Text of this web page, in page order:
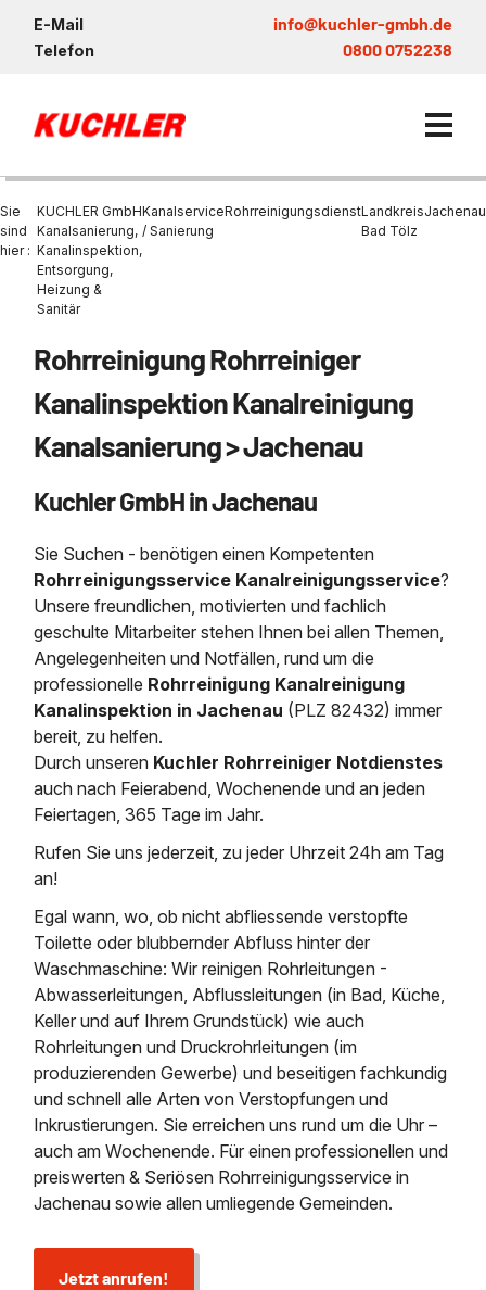
E-Mail info@kuchler-gmbh.de
Telefon 0800 0752238
Kanalservice / Sanierung
Großprofilsanierung
Schachtsanierung
GFK - Schachtliner
Kanalreinigung
Kanalinspektion
Grubenentleerung
24h Notdienst
Kosten Preise
Wasserhaltung
Entsorgung
Bohrschlamm
Entsorgung von
Chemisch physikalische
Behandlungsanlage
Entleerung und Reinigung
Grubenentleerung und
Sickerschacht Reinigung
Abfallzwischenlager
Austausch von
Geschosssandfang
Wartung und Vollservice
Prüfung &
Sanierung von
Fettabscheider
Saugbagger / Luftförderanlage
Be- und Entkiesen von
Entleerung von
Faultürmen per
Saugbagger für Tiefbau
Saugbagger und Pumpen
Fermenter-Entleerung
Regenrückhaltebecken
Entschlammung
Trockensaugen von
etc.
Weitere Services mit
Heizung / Sanitär
Wärmepumpen Zentrum
Brückenentwässerung
Tiefbau
Unternehmen
Nachhaltigkeit & Umwelt
Referenzen
News & Aktuelles
Zertifikate /
Stellenangebote
Kontakt
Sie
sind
hier :
KUCHLER GmbH
Kanalsanierung,
Kanalinspektion,
Entsorgung,
Heizung &
Sanitär
Kanalservice
/ Sanierung
RohrreinigungsdienstLandkreis
Bad Tölz
Jachenau
Rohrreinigung Rohrreiniger
Kanalinspektion Kanalreinigung
Kanalsanierung > Jachenau
Kuchler GmbH in Jachenau
Sie Suchen - benötigen einen Kompetenten
Rohrreinigungsservice Kanalreinigungsservice?
Unsere freundlichen, motivierten und fachlich
geschulte Mitarbeiter stehen Ihnen bei allen Themen,
Angelegenheiten und Notfällen, rund um die
professionelle Rohrreinigung Kanalreinigung
Kanalinspektion in Jachenau (PLZ 82432) immer
bereit, zu helfen.
Durch unseren Kuchler Rohrreiniger Notdienstes
auch nach Feierabend, Wochenende und an jeden
Feiertagen, 365 Tage im Jahr.
Rufen Sie uns jederzeit, zu jeder Uhrzeit 24h am Tag
an!
Egal wann, wo, ob nicht abfliessende verstopfte
Toilette oder blubbernder Abfluss hinter der
Waschmaschine: Wir reinigen Rohrleitungen -
Abwasserleitungen, Abflussleitungen (in Bad, Küche,
Keller und auf Ihrem Grundstück) wie auch
Rohrleitungen und Druckrohrleitungen (im
produzierenden Gewerbe) und beseitigen fachkundig
und schnell alle Arten von Verstopfungen und
Inkrustierungen. Sie erreichen uns rund um die Uhr –
auch am Wochenende. Für einen professionellen und
preiswerten & Seriösen Rohrreinigungsservice in
Jachenau sowie allen umliegende Gemeinden.
Jetzt anrufen!